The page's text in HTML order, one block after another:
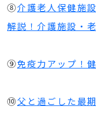
⑧介護老人保健施
解説！介護施設・
⑨免疫力アップ！
⑩父と過ごした最